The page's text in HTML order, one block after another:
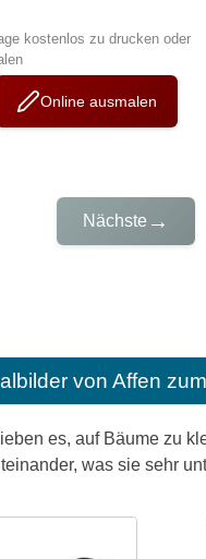
kostenlos zu drucken oder
Online ausmalen
Nächste →
von Affen
es, auf Bäume zu
was sie sehr